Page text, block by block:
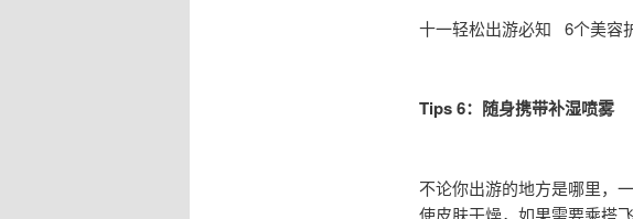
十一轻松出游必知 6个美容
Tips 6：随身携带补湿喷雾
不论你出游的地方是哪里，
使皮肤干燥，如果需要乘搭